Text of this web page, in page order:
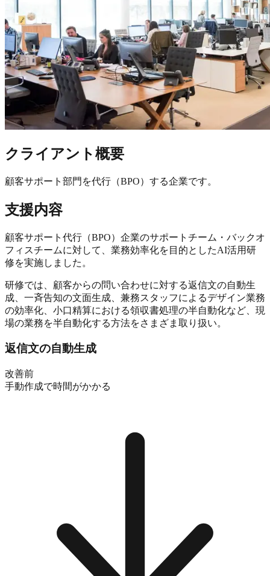
クライアント概要
顧客サポート部門を代行（BPO）する企業です。
支援内容
顧客サポート代行（BPO）企業のサポートチーム・バックオ
フィスチームに対して、業務効率化を目的としたAI活用研
修を実施しました。
研修では、 顧客からの問い合わせに対する返信文の自動生
成、一斉告知の文面生成、兼務スタッフによるデザイン業務
の効率化、小口精算における領収書処理の半自動化など 、現
場の業務を半自動化する方法をさまざま取り扱い。
返信文の自動生成
改善前
手動作成で時間がかかる